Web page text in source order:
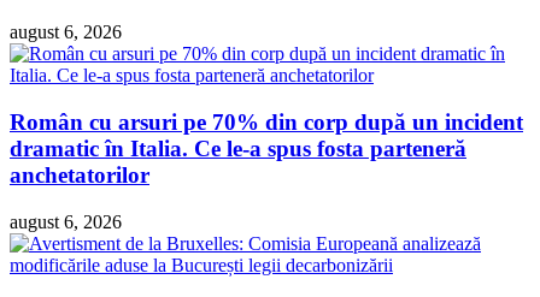
august 6, 2026
Român cu arsuri pe 70% din corp după un incident
dramatic în Italia. Ce le-a spus fosta parteneră
anchetatorilor
august 6, 2026